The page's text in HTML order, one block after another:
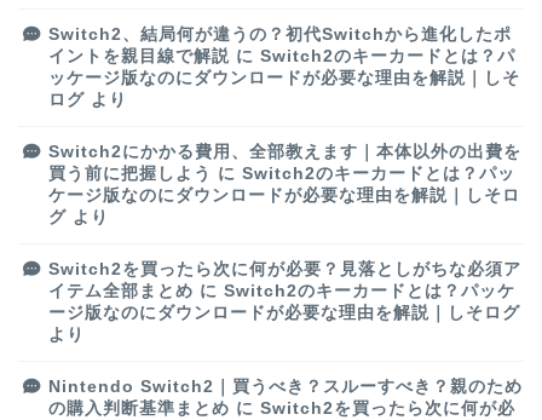
Switch2、結局何が違うの？初代Switchから進化したポ
イントを親目線で解説 に Switch2のキーカードとは？パ
ッケージ版なのにダウンロードが必要な理由を解説｜しそ
ログ より
Switch2にかかる費用、全部教えます｜本体以外の出費を
買う前に把握しよう
に Switch2のキーカードとは？パッ
ケージ版なのにダウンロードが必要な理由を解説｜しそロ
グ より
Switch2を買ったら次に何が必要？見落としがちな必須ア
イテム全部まとめ に Switch2のキーカードとは？パッケ
ージ版なのにダウンロードが必要な理由を解説｜しそログ
より
Nintendo Switch2｜買うべき？スルーすべき？親のため
の購入判断基準まとめ に Switch2を買ったら次に何が必